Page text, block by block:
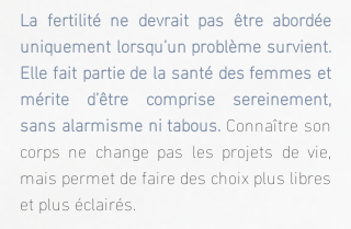
La fertilité ne devrait pas être abordée
uniquement lorsqu’un problème survient.
Elle fait partie de la santé des femmes et
mérite d’être comprise sereinement,
sans alarmisme ni tabous. Connaître son
corps ne change pas les projets de vie,
mais permet de faire des choix plus libres
et plus éclairés.